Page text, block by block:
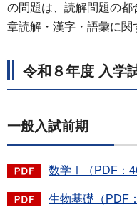
の問題は、読解問題の
章読解・漢字・語彙に関
令和８年度 入学
一般入試前期
数学Ⅰ（PDF：
生物基礎（PDF